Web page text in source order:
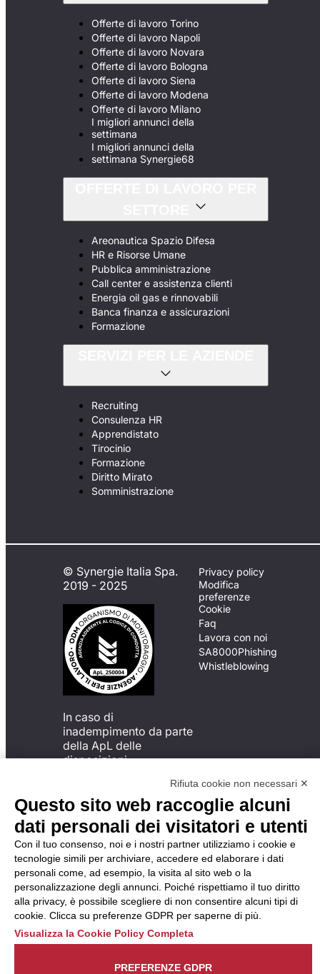
Offerte di lavoro Torino
Offerte di lavoro Napoli
Offerte di lavoro Novara
Offerte di lavoro Bologna
Offerte di lavoro Siena
Offerte di lavoro Modena
Offerte di lavoro Milano
I migliori annunci della
settimana
I migliori annunci della
settimana Synergie68
Areonautica Spazio Difesa
HR e Risorse Umane
Pubblica amministrazione
Call center e assistenza clienti
Energia oil gas e rinnovabili
Banca finanza e assicurazioni
Formazione
Recruiting
Consulenza HR
Apprendistato
Tirocinio
Formazione
Diritto Mirato
Somministrazione
© Synergie Italia Spa.
2019 - 2025
In caso di
inadempimento da parte
della ApL delle
disposizioni
possibile presentare un
reclamo
all’Organismo di
Monitoraggio utilizzando
una delle modalità
descritte al seguente
indirizzo web
https://odm-
agenzielavoro.it/reclami/.
Privacy policy
Modifica
preferenze
Cookie
Faq
Lavora con noi
SA8000Phishing
Whistleblowing
Rifiuta cookie non necessari ✕
Questo sito web raccoglie alcuni
dati personali dei visitatori e utenti
Con il tuo consenso, noi e i nostri partner utilizziamo i cookie e
tecnologie simili per archiviare, accedere ed elaborare i dati
personali come, ad esempio, la visita al sito web o la
personalizzazione degli annunci. Poiché rispettiamo il tuo diritto
alla privacy, è possibile scegliere di non consentire alcuni tipi di
cookie. Clicca su preferenze GDPR per saperne di più.
Visualizza la Cookie Policy Completa
PREFERENZE GDPR